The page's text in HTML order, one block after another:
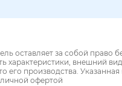
оставляет за собой право
характеристики, внешний
его производства.
офертой